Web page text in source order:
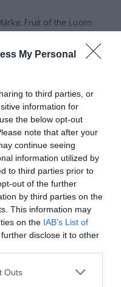
My Personal
to third parties, or
information for
the below opt-out
note that after your
continue seeing
information utilized by
to third parties prior to
out of the further
by third parties on the
This information may
on the IAB’s List of
disclose it to other
one or more Google
Outs
Fruit of the Loom
pamut/Lycra®
Kiváló minőség és
viselet
évszakban!
100% pamut
165 g
Original
price
was:
6.000 Ft.
Current
price
is:
3.000 Ft.